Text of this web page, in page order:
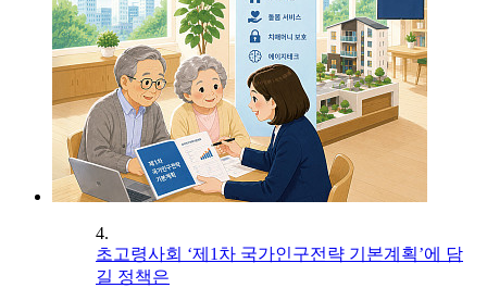
4.
초고령사회 ‘제1차 국가인구전략 기본계획’에 담
길 정책은